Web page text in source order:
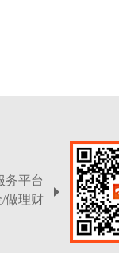
务平台
做理财